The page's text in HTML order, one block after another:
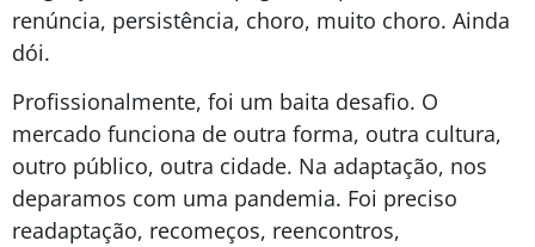
renúncia, persistência, choro, muito choro. Ainda
dói.
Profissionalmente, foi um baita desafio. O
mercado funciona de outra forma, outra cultura,
outro público, outra cidade. Na adaptação, nos
deparamos com uma pandemia. Foi preciso
readaptação, recomeços, reencontros,